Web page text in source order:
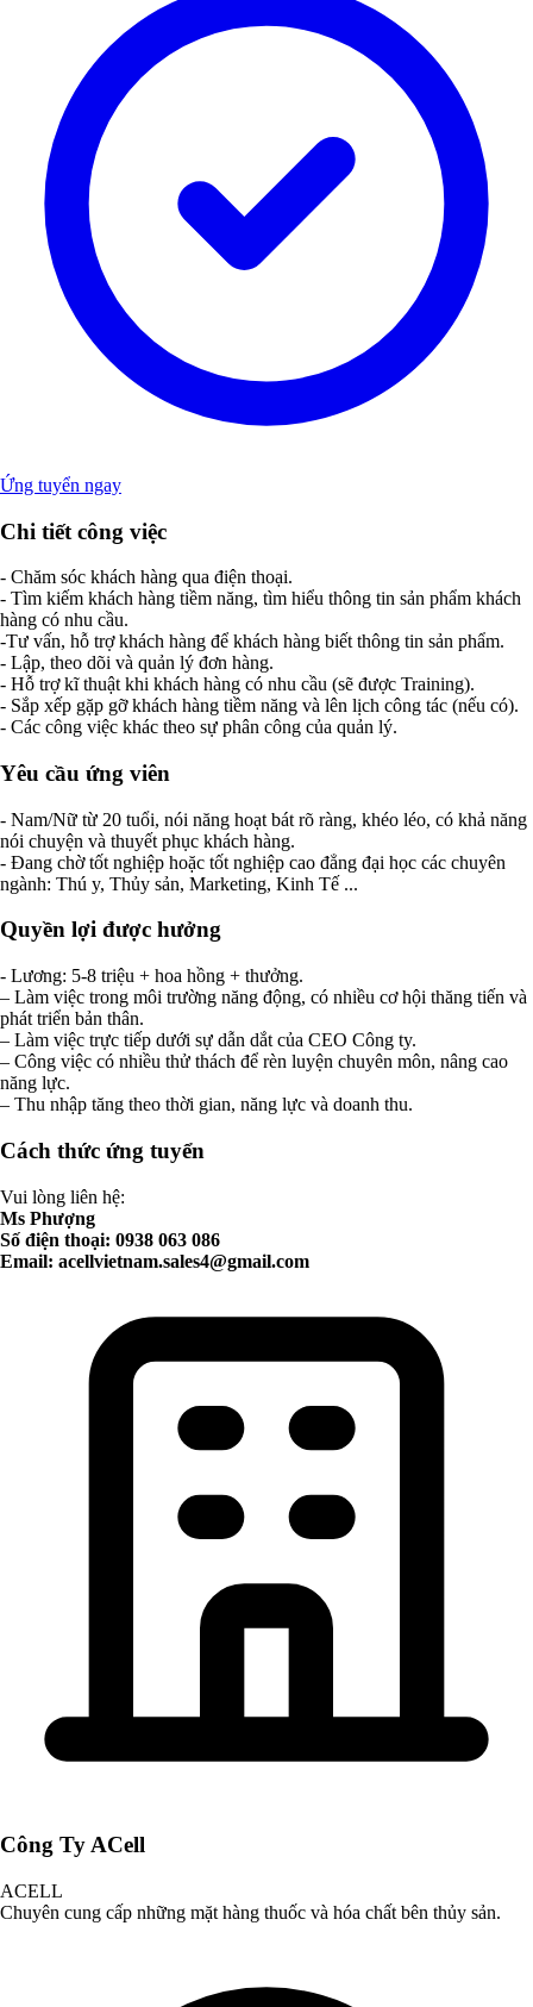
Ứng tuyển ngay
Chi tiết công việc
- Chăm sóc khách hàng qua điện thoại.
- Tìm kiếm khách hàng tiềm năng, tìm hiểu thông tin sản phẩm khách
hàng có nhu cầu.
-Tư vấn, hỗ trợ khách hàng để khách hàng biết thông tin sản phẩm.
- Lập, theo dõi và quản lý đơn hàng.
- Hỗ trợ kĩ thuật khi khách hàng có nhu cầu (sẽ được Training).
- Sắp xếp gặp gỡ khách hàng tiềm năng và lên lịch công tác (nếu có).
- Các công việc khác theo sự phân công của quản lý.
Yêu cầu ứng viên
- Nam/Nữ từ 20 tuổi, nói năng hoạt bát rõ ràng, khéo léo, có khả năng
nói chuyện và thuyết phục khách hàng.
- Đang chờ tốt nghiệp hoặc tốt nghiệp cao đẳng đại học các chuyên
ngành: Thú y, Thủy sản, Marketing, Kinh Tế ...
Quyền lợi được hưởng
- Lương: 5-8 triệu + hoa hồng + thưởng.
– Làm việc trong môi trường năng động, có nhiều cơ hội thăng tiến và
phát triển bản thân.
– Làm việc trực tiếp dưới sự dẫn dắt của CEO Công ty.
– Công việc có nhiều thử thách để rèn luyện chuyên môn, nâng cao
năng lực.
– Thu nhập tăng theo thời gian, năng lực và doanh thu.
Cách thức ứng tuyển
Vui lòng liên hệ:
Ms Phượng
Số điện thoại: 0938 063 086
Email: acellvietnam.sales4@gmail.com
Công Ty ACell
ACELL
Chuyên cung cấp những mặt hàng thuốc và hóa chất bên thủy sản.